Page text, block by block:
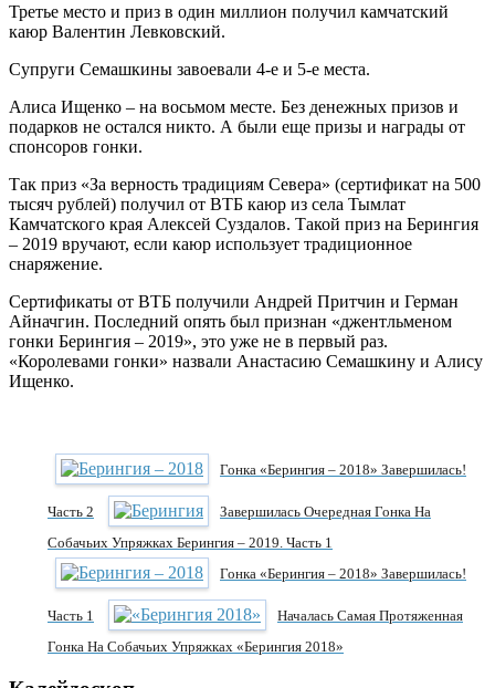
Третье место и приз в один миллион получил камчатский
каюр Валентин Левковский.
Супруги Семашкины завоевали 4-е и 5-е места.
Алиса Ищенко – на восьмом месте. Без денежных призов и
подарков не остался никто. А были еще призы и награды от
спонсоров гонки.
Так приз «За верность традициям Севера» (сертификат на 500
тысяч рублей) получил от ВТБ каюр из села Тымлат
Камчатского края Алексей Суздалов. Такой приз на Берингия
– 2019 вручают, если каюр использует традиционное
снаряжение.
Сертификаты от ВТБ получили Андрей Притчин и Герман
Айначгин. Последний опять был признан «джентльменом
гонки Берингия – 2019», это уже не в первый раз.
«Королевами гонки» назвали Анастасию Семашкину и Алису
Ищенко.
Гонка «Берингия – 2018» Завершилась!
Часть 2
Завершилась Очередная Гонка На
Собачьих Упряжках Берингия – 2019. Часть 1
Гонка «Берингия – 2018» Завершилась!
Часть 1
Началась Самая Протяженная
Гонка На Собачьих Упряжках «Берингия 2018»